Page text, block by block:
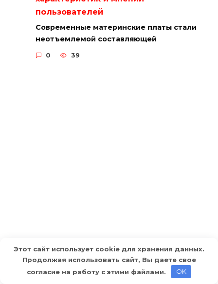
пользователей
Современные материнские платы стали
неотъемлемой составляющей
0 39
Как выбрать идеальную
материнскую плату для вашего ПК
Этот сайт использует cookie для хранения данных.
Продолжая использовать сайт, Вы даете свое
согласие на работу с этими файлами.
OK